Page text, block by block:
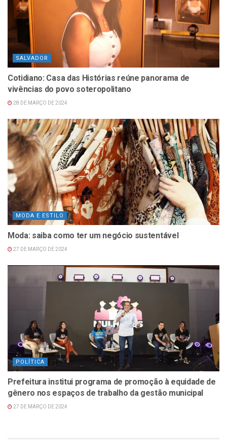
SALVADOR
Cotidiano: Casa das Histórias reúne panorama de
vivências do povo soteropolitano
28 DE MARÇO DE 2024
MODA E ESTILO
Moda: saiba como ter um negócio sustentável
27 DE MARÇO DE 2024
POLÍTICA
Prefeitura institui programa de promoção à equidade de
gênero nos espaços de trabalho da gestão municipal
27 DE MARÇO DE 2024